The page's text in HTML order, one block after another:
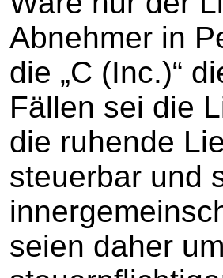
Abnehmer in
die „C (Inc.)“
Fällen sei die
die ruhende
steuerbar und
seien daher